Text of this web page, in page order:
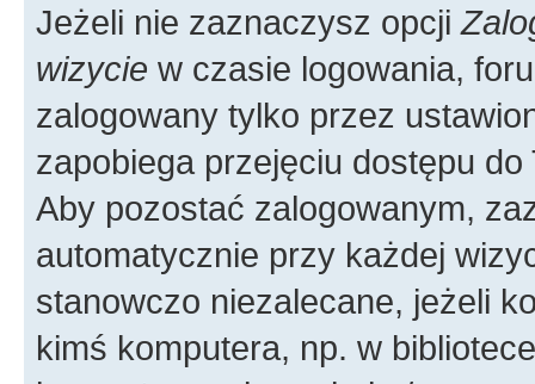
Jeżeli nie zaznaczysz opcji
wizycie w czasie logowania,
zalogowany tylko przez
zapobiega przejęciu dostępu
Aby pozostać zalogowanym,
automatycznie przy każdej
stanowczo niezalecane, jeżeli
kimś komputera, np. w